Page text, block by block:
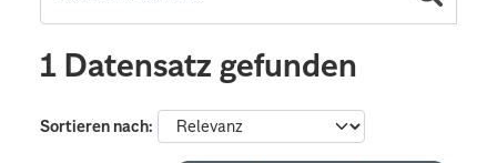
1 Datensatz gefunden
Sortieren nach